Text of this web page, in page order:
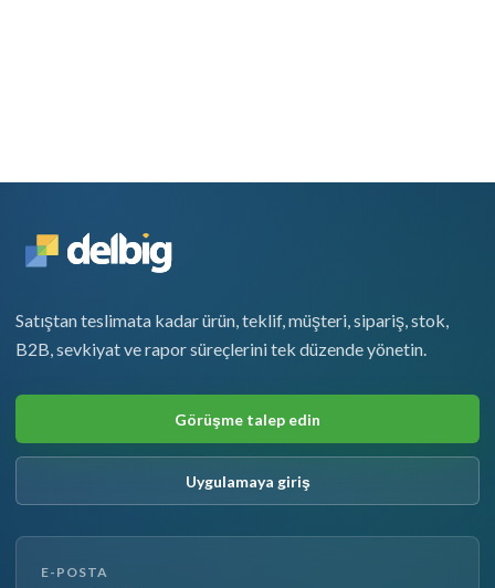
Satıştan teslimata kadar ürün, teklif, müşteri, sipariş, stok,
B2B, sevkiyat ve rapor süreçlerini tek düzende yönetin.
Görüşme talep edin
Uygulamaya giriş
E-POSTA